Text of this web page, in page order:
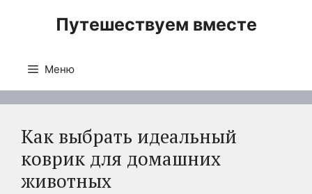
Путешествуем вместе
Меню
Как выбрать идеальный
коврик для домашних
животных